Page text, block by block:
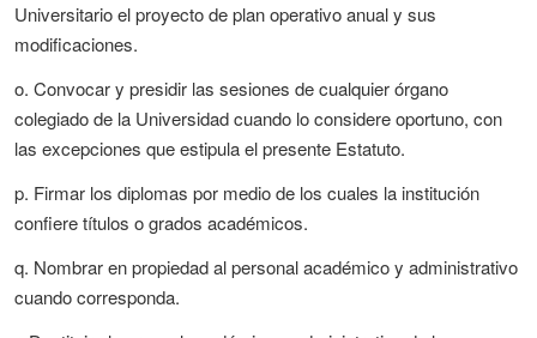
Universitario el proyecto de plan operativo anual y sus
modificaciones.
o. Convocar y presidir las sesiones de cualquier órgano
colegiado de la Universidad cuando lo considere oportuno, con
las excepciones que estipula el presente Estatuto.
p. Firmar los diplomas por medio de los cuales la institución
confiere títulos o grados académicos.
q. Nombrar en propiedad al personal académico y administrativo
cuando corresponda.